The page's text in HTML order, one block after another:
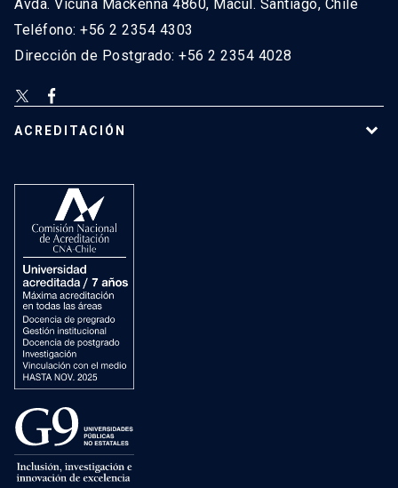
Avda. Vicuña Mackenna 4860, Macul. Santiago, Chile
Teléfono: +56 2 2354 4303
Dirección de Postgrado: +56 2 2354 4028
ACREDITACIÓN